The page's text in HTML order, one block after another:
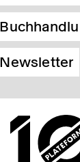
Newsletter